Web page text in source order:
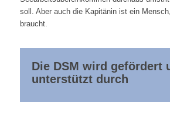
soll. Aber auch die Kapitänin ist ein
braucht.
Die DSM wird gefördert
unterstützt durch